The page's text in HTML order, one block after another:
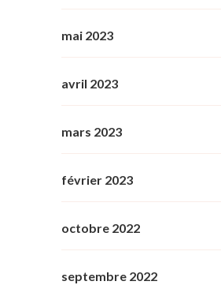
mai 2023
avril 2023
mars 2023
février 2023
octobre 2022
septembre 2022